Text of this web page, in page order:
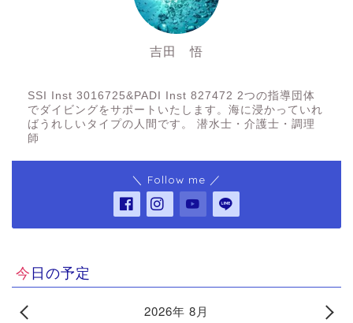
吉田 悟
SSI Inst 3016725&PADI Inst 827472 2つの指導団体
でダイビングをサポートいたします。海に浸かっていれ
ばうれしいタイプの人間です。 潜水士・介護士・調理
師
＼ Follow me ／
今日の予定
2026年 8月